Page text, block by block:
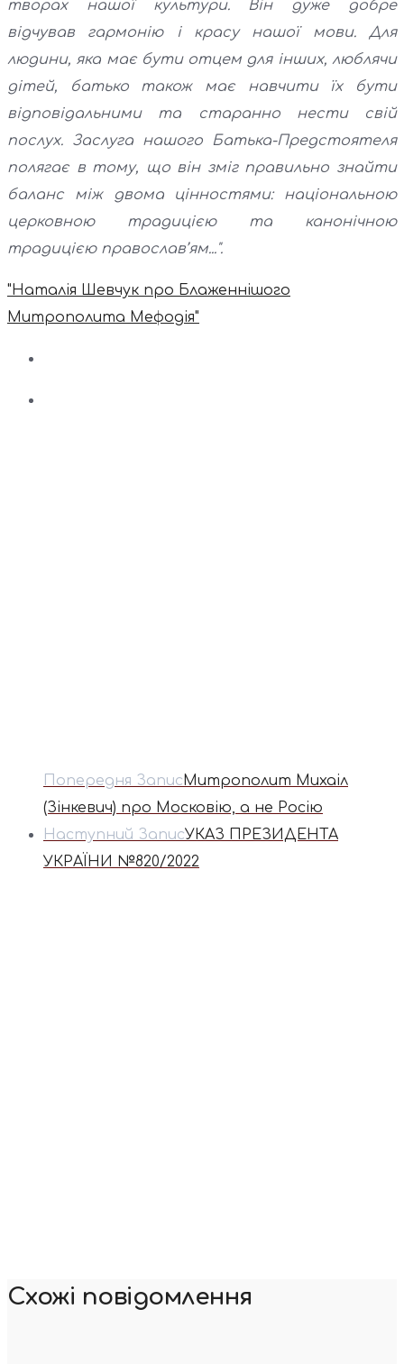
творах нашої культури. Він дуже добре
відчував гармонію і красу нашої мови. Для
людини, яка має бути отцем для інших, люблячи
дітей, батько також має навчити їх бути
відповідальними та старанно нести свій
послух. Заслуга нашого Батька-Предстоятеля
полягає в тому, що він зміг правильно знайти
баланс між двома цінностями: національною
церковною традицією та канонічною
традицією православ’ям...".
"Наталія Шевчук про Блаженнішого
Митрополита Мефодія"
Попередня ЗаписМитрополит Михаіл
(Зінкевич) про Московію, а не Росію
Наступний ЗаписУКАЗ ПРЕЗИДЕНТА
УКРАЇНИ №820/2022
Схожі повідомлення